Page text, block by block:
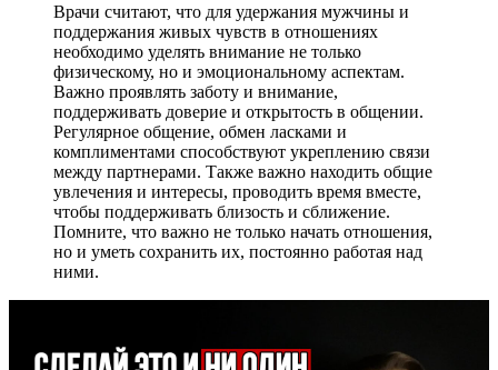
Врачи считают, что для удержания мужчины и
поддержания живых чувств в отношениях
необходимо уделять внимание не только
физическому, но и эмоциональному аспектам.
Важно проявлять заботу и внимание,
поддерживать доверие и открытость в общении.
Регулярное общение, обмен ласками и
комплиментами способствуют укреплению связи
между партнерами. Также важно находить общие
увлечения и интересы, проводить время вместе,
чтобы поддерживать близость и сближение.
Помните, что важно не только начать отношения,
но и уметь сохранить их, постоянно работая над
ними.